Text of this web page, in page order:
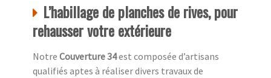
L’habillage de planches de rives, pour
rehausser votre extérieure
Notre Couverture 34est composée d’artisans
qualifiés aptes à réaliser divers travaux de